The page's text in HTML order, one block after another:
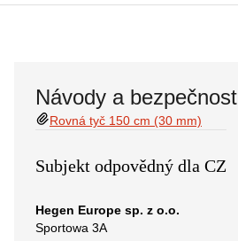
Návody a bezpečnost
Rovná tyč 150 cm (30 mm)
Subjekt odpovědný dla CZ
Hegen Europe sp. z o.o.
Sportowa 3A